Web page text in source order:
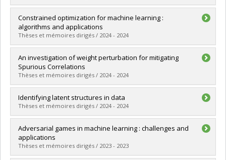
Diplômé(e) :Sohrabi, Motahareh
Cycle :Maîtrise
Diplôme obtenu :M. Sc.
Lien vers le document dans Papyrus
Constrained optimization for machine learning :
algorithms and applications
Thèses et mémoires dirigés / 2024 - 2024
Diplômé(e) :Gallego-Posada, Jose
Cycle :Doctorat
Diplôme obtenu :Ph. D.
Lien vers le document dans Papyrus
An investigation of weight perturbation for mitigating
Spurious Correlations
Thèses et mémoires dirigés / 2024 - 2024
Diplômé(e) :Nobahari, Rozhin
Cycle : Maîtrise
Diplôme obtenu :M. Sc.
Lien vers le document dans Papyrus
Identifying latent structures in data
Thèses et mémoires dirigés / 2024 - 2024
Diplômé(e) :Lachapelle, Sébastien
Cycle :Doctorat
Diplôme obtenu :Ph. D.
Lien vers le document dans Papyrus
Adversarial games in machine learning : challenges and
applications
Thèses et mémoires dirigés / 2023 - 2023